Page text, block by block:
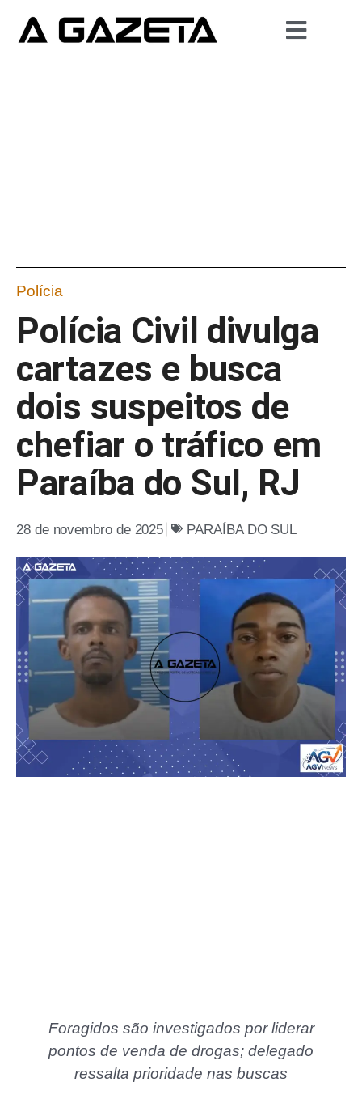
Polícia
Polícia Civil divulga
cartazes e busca
dois suspeitos de
chefiar o tráfico em
Paraíba do Sul, RJ
28 de novembro de 2025 PARAÍBA DO SUL
Foragidos são investigados por liderar
pontos de venda de drogas; delegado
ressalta prioridade nas buscas